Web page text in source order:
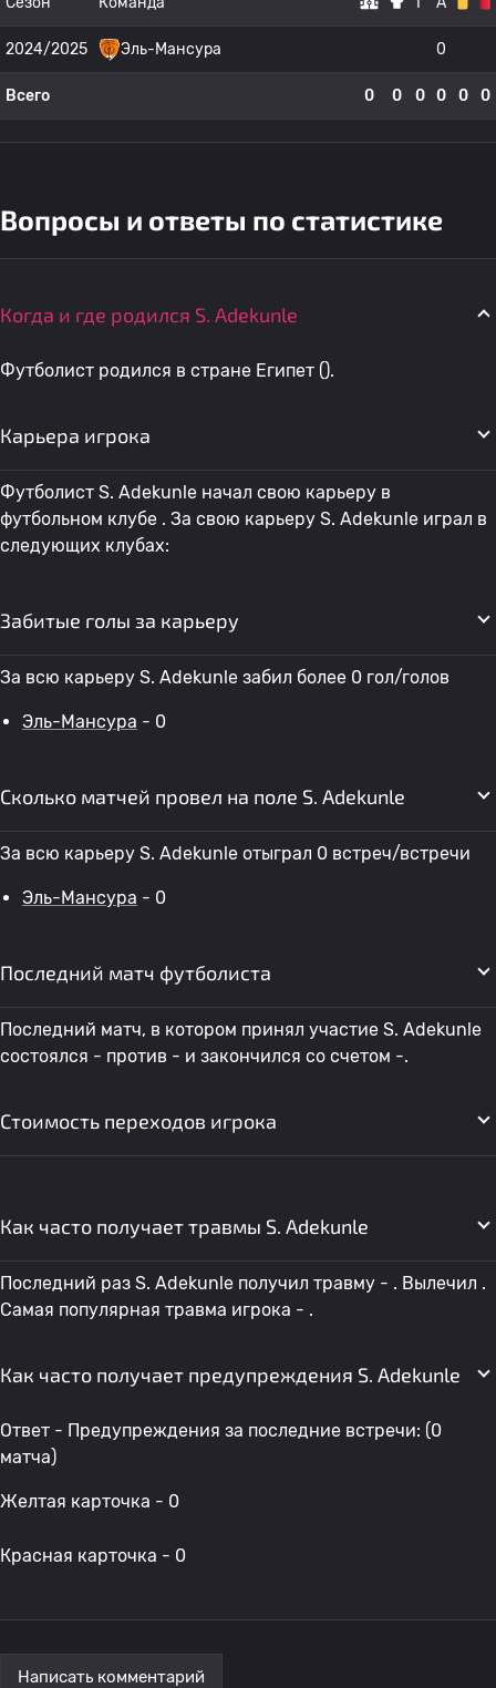
2024/2025 Эль-Мансура 0
Всего 0 0 0 0 0 0
Вопросы и ответы по статистике
Когда и где родился S. Adekunle
Футболист родился в стране Египет ().
Карьера игрока
Футболист S. Adekunle начал свою карьеру в
футбольном клубе . За свою карьеру S. Adekunle играл в
следующих клубах:
Забитые голы за карьеру
За всю карьеру S. Adekunle забил более 0 гол/голов
Эль-Мансура - 0
Сколько матчей провел на поле S. Adekunle
За всю карьеру S. Adekunle отыграл 0 встреч/встречи
Эль-Мансура - 0
Последний матч футболиста
Последний матч, в котором принял участие S. Adekunle
состоялся - против - и закончился со счетом -.
Стоимость переходов игрока
Как часто получает травмы S. Adekunle
Последний раз S. Adekunle получил травму - . Вылечил .
Самая популярная травма игрока - .
Как часто получает предупреждения S. Adekunle
Ответ - Предупреждения за последние встречи: (0
матча)
Желтая карточка - 0
Красная карточка - 0
Написать комментарий